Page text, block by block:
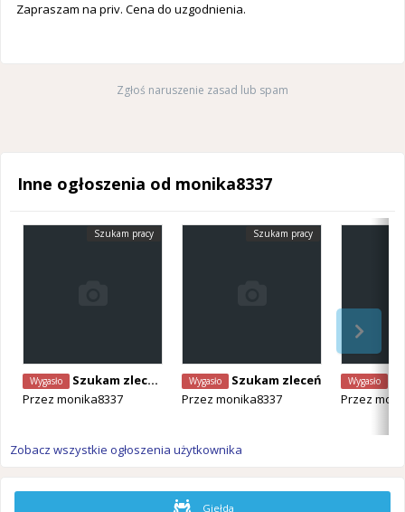
Zapraszam na priv. Cena do uzgodnienia.
Zgłoś naruszenie zasad lub spam
Inne ogłoszenia od monika8337
Szukam pracy
Wygasło
Szukam zleceń : Budowlanka i Sprzątanie
Przez monika8337
Szukam pracy
Wygasło
Szukam zleceń
Przez monika8337
Wygasło
Przez
Zobacz wszystkie ogłoszenia użytkownika
Giełda